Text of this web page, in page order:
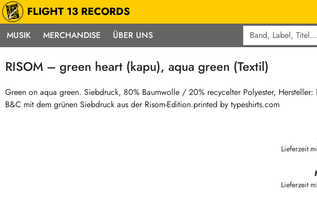
FLIGHT 13 RECORDS
MUSIK
Musik
Alle Neuheiten
Pre-Order
Highlights
Punk / HC
Hardcore
Emo
Postpunk / New Wave
Electronic
Neoklassik
Abstract / Ambient
Electronic Goods
MERCHANDISE ÜBER UNS
RISOM – green heart (kapu), aqua green (Textil)
Green on aqua green. Siebdruck, 80% Baumwolle / 20% recycelter Polyester, Hersteller:
B&C mit dem grünen Siebdruck aus der Risom-Edition.printed by typeshirts.com
Lieferzeit
Lieferzeit